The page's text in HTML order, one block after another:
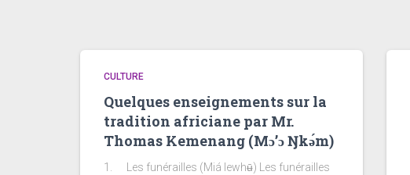
CULTURE
Quelques enseignements sur la
tradition africiane par Mr.
Thomas Kemenang (Mɔ’ɔ Ŋkǝ́m)
1. Les funérailles (Miá lewhʉ̄) Les funérailles